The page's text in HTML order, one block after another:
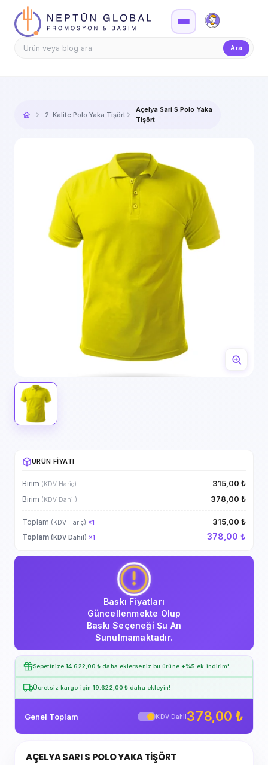
Firma Girişi
Ara
2. Kalite Polo Yaka Tişört
Açelya Sari S Polo Yaka
Tişört
ÜRÜN FIYATI
Birim (KDV Hariç) 315,00 ₺
Birim (KDV Dahil) 378,00 ₺
Toplam (KDV Hariç) ×1 315,00 ₺
Toplam (KDV Dahil) ×1 378,00 ₺
Baskı Fiyatları
Güncellenmekte Olup
Baskı Seçeneği Şu An
Sunulmamaktadır.
Sepetinize14.622,00 ₺ daha eklerseniz bu ürüne +%5 ek indirim!
Ücretsiz kargo için 19.622,00 ₺ daha ekleyin!
Genel Toplam KDV Dahil378,00 ₺
AÇELYA SARI S POLO YAKA TİŞÖRT